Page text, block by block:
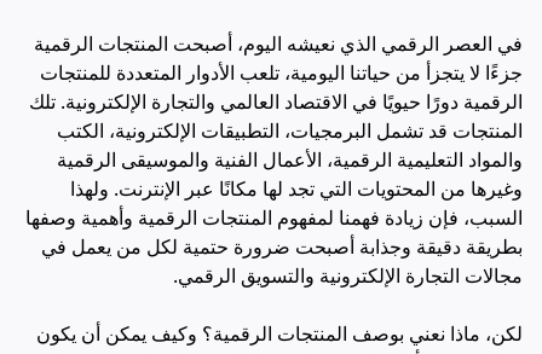
في العصر الرقمي الذي نعيشه اليوم، أصبحت المنتجات الرقمية
جزءًا لا يتجزأ من حياتنا اليومية، تلعب الأدوار المتعددة للمنتجات
الرقمية دورًا حيويًا في الاقتصاد العالمي والتجارة الإلكترونية. تلك
المنتجات قد تشمل البرمجيات، التطبيقات الإلكترونية، الكتب
والمواد التعليمية الرقمية، الأعمال الفنية والموسيقى الرقمية
وغيرها من المحتويات التي تجد لها مكانًا عبر الإنترنت. ولهذا
السبب، فإن زيادة فهمنا لمفهوم المنتجات الرقمية وأهمية وصفها
بطريقة دقيقة وجذابة أصبحت ضرورة حتمية لكل من يعمل في
مجالات التجارة الإلكترونية والتسويق الرقمي.
لكن، ماذا نعني بوصف المنتجات الرقمية؟ وكيف يمكن أن يكون